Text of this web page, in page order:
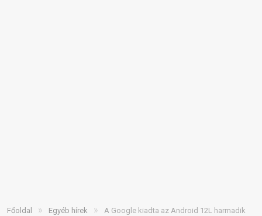
Főoldal » Egyéb hírek »
A Google kiadta az Android 12L harmadik